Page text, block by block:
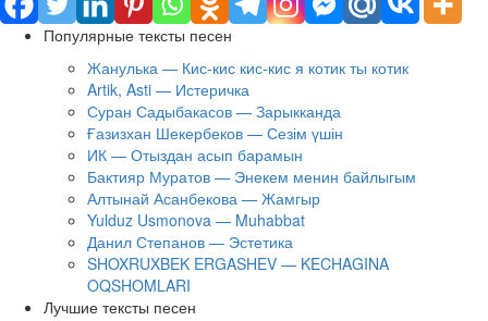
Популярные тексты песен
Жанулька — Кис-кис кис-кис я котик ты котик
Artik, Asti — Истеричка
Суран Садыбакасов — Зарыкканда
Ғазизхан Шекербеков — Сезім үшін
ИК — Отыздан асып барамын
Бактияр Муратов — Энекем менин байлыгым
Алтынай Асанбекова — Жамгыр
Yulduz Usmonova — Muhabbat
Данил Степанов — Эстетика
SHOXRUXBEK ERGASHEV — KECHAGINA
OQSHOMLARI
Лучшие тексты песен